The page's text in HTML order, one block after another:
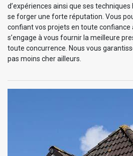
d’expériences ainsi que ses techniques
se forger une forte réputation. Vous
confiant vos projets en toute confiance
s’engage à vous fournir la meilleure
toute concurrence. Nous vous
pas moins cher ailleurs.